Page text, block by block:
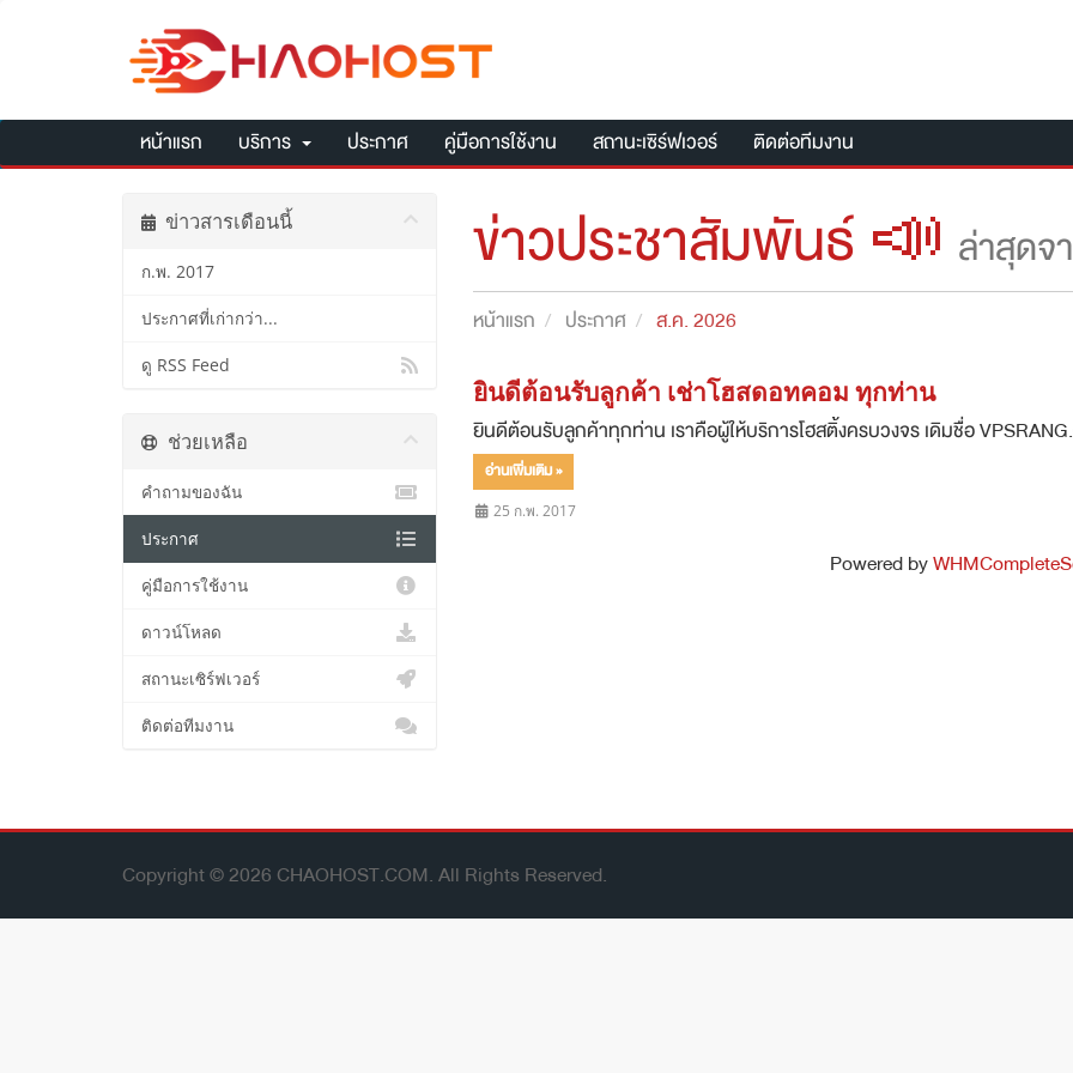
หน้าแรก บริการ ประกาศ คู่มือการใช้งาน สถานะเซิร์ฟเวอร์ ติดต่อทีมงาน
ข่าวประชาสัมพันธ์ 📣 ล่าสุดจ
หน้าแรก ประกาศ ส.ค. 2026
ข่าวสารเดือนนี้
ก.พ. 2017
ประกาศที่เก่ากว่า...
ดู RSS Feed
ยินดีต้อนรับลูกค้า เช่าโฮสดอทคอม ทุกท่าน
ยินดีต้อนรับลูกค้าทุกท่าน เราคือผู้ให้บริการโฮสติ้งครบวงจร เดิมชื่อ
อ่านเพิ่มเติม »
25 ก.พ. 2017
Powered by
ช่วยเหลือ
คำถามของฉัน
ประกาศ
คู่มือการใช้งาน
ดาวน์โหลด
สถานะเซิร์ฟเวอร์
ติดต่อทีมงาน
Copyright © 2026 CHAOHOST.COM. All Rights Reserved.